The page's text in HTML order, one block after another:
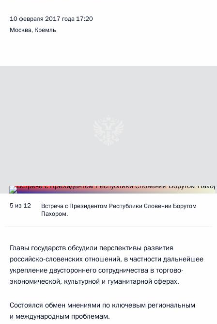
10 февраля 2017 года 17:20
Москва, Кремль
5 из 12
Встреча с Президентом Республики Словении Борутом
Пахором.
Главы государств обсудили перспективы развития
российско-словенских отношений, в частности дальнейшее
укрепление двустороннего сотрудничества в торгово-
экономической, культурной и гуманитарной сферах.
Состоялся обмен мнениями по ключевым региональным
и международным проблемам.